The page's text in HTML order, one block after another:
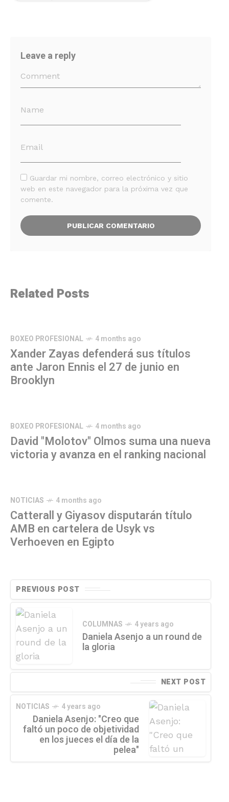
Leave a reply
Guardar mi nombre, correo electrónico y sitio
web en este navegador para la próxima vez que
comente.
Related Posts
BOXEO PROFESIONAL 4 months ago
Xander Zayas defenderá sus títulos
ante Jaron Ennis el 27 de junio en
Brooklyn
BOXEO PROFESIONAL 4 months ago
David "Molotov" Olmos suma una nueva
victoria y avanza en el ranking nacional
NOTICIAS 4 months ago
Catterall y Giyasov disputarán título
AMB en cartelera de Usyk vs
Verhoeven en Egipto
PREVIOUS POST
COLUMNAS 4 years ago
Daniela Asenjo a un round de
la gloria
NEXT POST
NOTICIAS 4 years ago
Daniela Asenjo: "Creo que
faltó un poco de objetividad
en los jueces el día de la
pelea"